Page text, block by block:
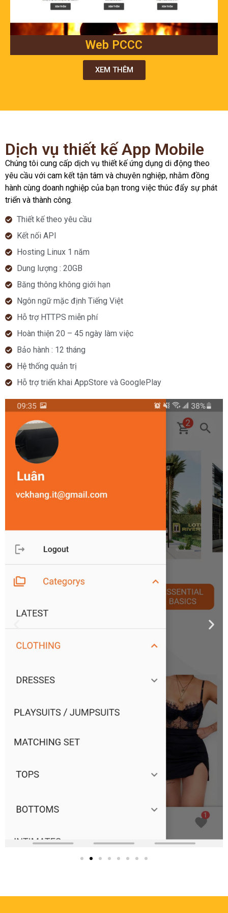
Web PCCC
XEM THÊM
Dịch vụ thiết kế App Mobile
Chúng tôi cung cấp dịch vụ thiết kế ứng dụng di động theo
yêu cầu với cam kết tận tâm và chuyên nghiệp, nhằm đồng
hành cùng doanh nghiệp của bạn trong việc thúc đẩy sự phát
triển và thành công.
Thiết kế theo yêu cầu
Kết nối API
Hosting Linux 1 năm
Dung lượng : 20GB
Băng thông không giới hạn
Ngôn ngữ mặc định Tiếng Việt
Hỗ trợ HTTPS miễn phí
Hoàn thiện 20 – 45 ngày làm việc
Bảo hành : 12 tháng
Hệ thống quản trị
Hỗ trợ triển khai AppStore và GooglePlay